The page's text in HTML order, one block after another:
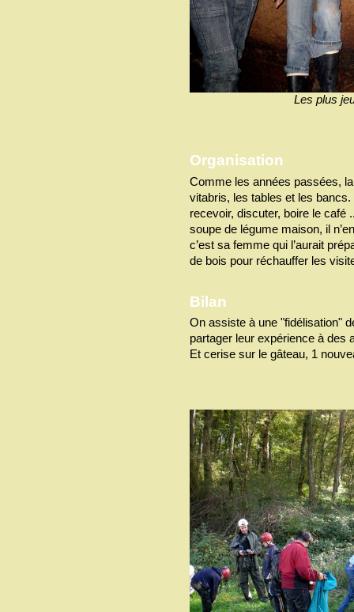
Les plus
Organisation
Comme les années passées,
vitabris, les tables et les
recevoir, discuter, boire le café
soupe de légume maison, il
c’est sa femme qui l’aurait
de bois pour réchauffer les
Bilan
On assiste à une "fidélisation"
partager leur expérience à des
Et cerise sur le gâteau, 1